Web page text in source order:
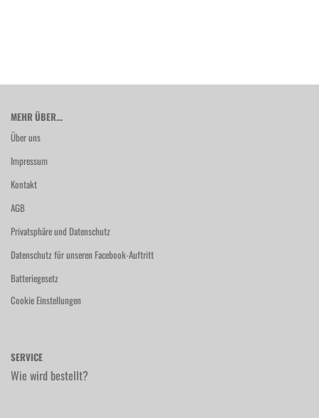
MEHR ÜBER...
Über uns
Impressum
Kontakt
AGB
Privatsphäre und Datenschutz
Datenschutz für unseren Facebook-Auftritt
Batteriegesetz
Cookie Einstellungen
SERVICE
Wie wird bestellt?